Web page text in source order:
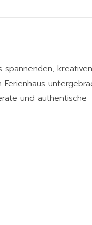
spannenden,
und authentische